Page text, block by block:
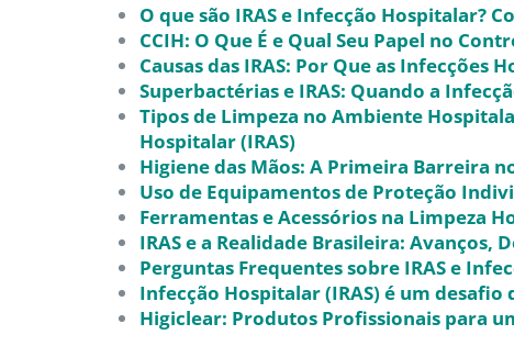
O que são IRAS e Infecção Hospitalar?
CCIH: O Que É e Qual Seu Papel no
Causas das IRAS: Por Que as Infecções
Superbactérias e IRAS: Quando a
Tipos de Limpeza no Ambiente
Hospitalar (IRAS)
Higiene das Mãos: A Primeira Barreira
Uso de Equipamentos de Proteção
Ferramentas e Acessórios na Limpeza
IRAS e a Realidade Brasileira: Avanços,
Perguntas Frequentes sobre IRAS e
Infecção Hospitalar (IRAS) é um
Higiclear: Produtos Profissionais para